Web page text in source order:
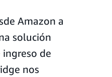
Amazon a
solución
de
nos